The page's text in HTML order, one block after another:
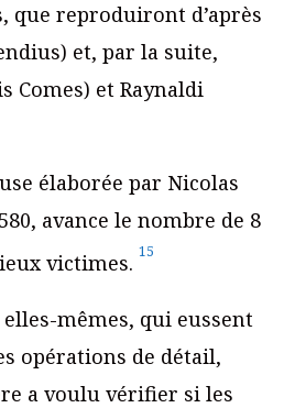
que reproduiront d’après
et, par la suite,
Comes) et Raynaldi
élaborée par Nicolas
avance le nombre de 8
victimes. 15
mêmes, qui eussent
opérations de détail,
a voulu vérifier si les